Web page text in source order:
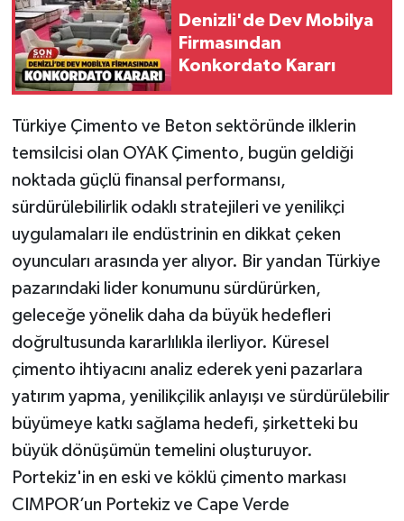
Denizli'de Dev Mobilya
Firmasından
Konkordato Kararı
Türkiye Çimento ve Beton sektöründe ilklerin
temsilcisi olan OYAK Çimento, bugün geldiği
noktada güçlü finansal performansı,
sürdürülebilirlik odaklı stratejileri ve yenilikçi
uygulamaları ile endüstrinin en dikkat çeken
oyuncuları arasında yer alıyor. Bir yandan Türkiye
pazarındaki lider konumunu sürdürürken,
geleceğe yönelik daha da büyük hedefleri
doğrultusunda kararlılıkla ilerliyor. Küresel
çimento ihtiyacını analiz ederek yeni pazarlara
yatırım yapma, yenilikçilik anlayışı ve sürdürülebilir
büyümeye katkı sağlama hedefi, şirketteki bu
büyük dönüşümün temelini oluşturuyor.
Portekiz'in en eski ve köklü çimento markası
CIMPOR’un Portekiz ve Cape Verde